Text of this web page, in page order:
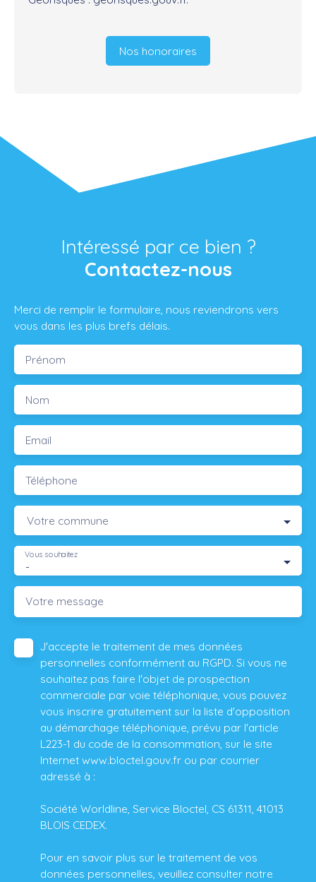
Nos honoraires
Intéressé par ce bien ?
Contactez-nous
Merci de remplir le formulaire, nous reviendrons vers
vous dans les plus brefs délais.
Prénom
Nom
Email
Téléphone
Votre commune
-
Vous souhaitez
Votre message
J'accepte le traitement de mes données
personnelles conformément au RGPD. Si vous ne
souhaitez pas faire l'objet de prospection
commerciale par voie téléphonique, vous pouvez
vous inscrire gratuitement sur la liste d'opposition
au démarchage téléphonique, prévu par l'article
L223-1 du code de la consommation, sur le site
Internet www.bloctel.gouv.fr ou par courrier
adressé à :
Société Worldline, Service Bloctel, CS 61311, 41013
BLOIS CEDEX.
Pour en savoir plus sur le traitement de vos
données personnelles, veuillez consulter notre